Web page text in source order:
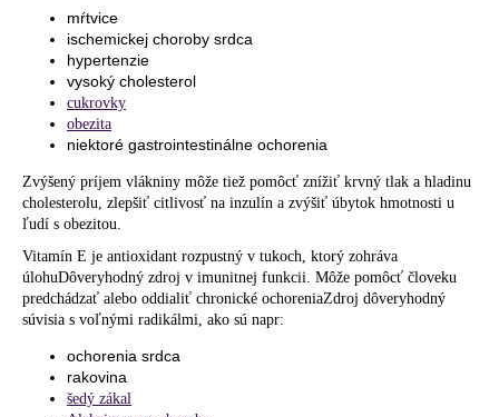
mŕtvice
ischemickej choroby srdca
hypertenzie
vysoký cholesterol
cukrovky
obezita
niektoré gastrointestinálne ochorenia
Zvýšený príjem vlákniny môže tiež pomôcť znížiť krvný tlak a hladinu
cholesterolu, zlepšiť citlivosť na inzulín a zvýšiť úbytok hmotnosti u
ľudí s obezitou.
Vitamín E je antioxidant rozpustný v tukoch, ktorý zohráva
úlohuDôveryhodný zdroj v imunitnej funkcii. Môže pomôcť človeku
predchádzať alebo oddialiť chronické ochoreniaZdroj dôveryhodný
súvisia s voľnými radikálmi, ako sú napr:
ochorenia srdca
rakovina
šedý zákal